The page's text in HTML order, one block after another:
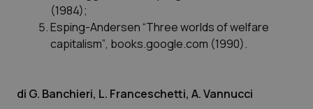
(1984);
Esping-Andersen “Three worlds of welfare
capitalism”, books.google.com (1990).
G. Banchieri, L. Franceschetti, A. Vannucci